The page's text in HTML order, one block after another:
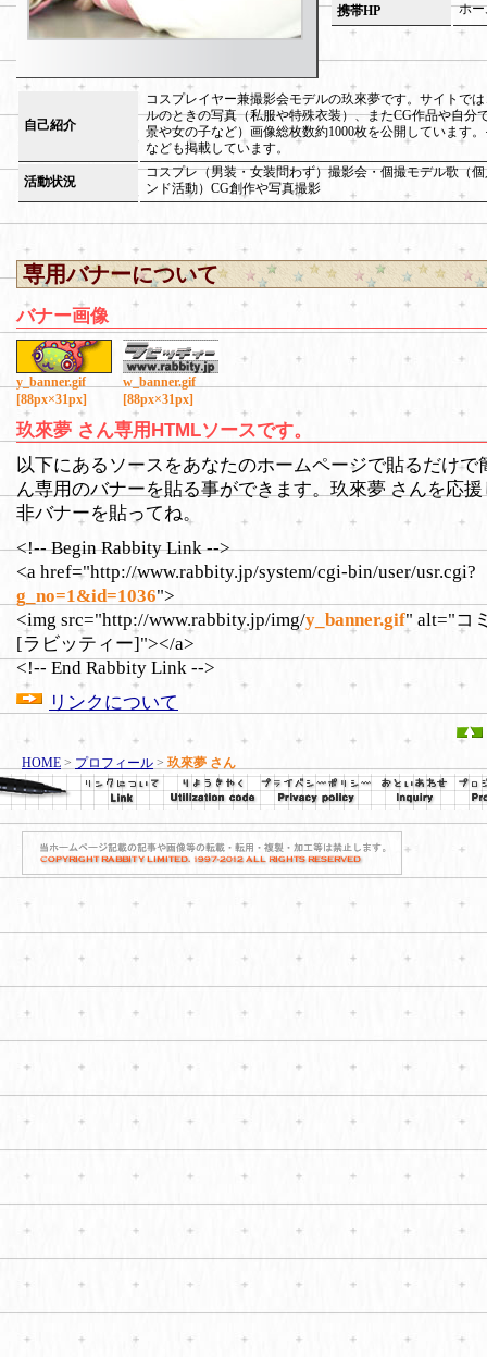
携帯HP ホ
自己紹介
コスプレイヤー兼撮影会モデルの玖來夢です。サイトで
ルのときの写真（私服や特殊衣装）、またCG作品や自分
景や女の子など）画像総枚数約1000枚を公開しています
なども掲載しています。
活動状況
コスプレ（男装・女装問わず）撮影会・個撮モデル歌（
ンド活動）CG創作や写真撮影
専用バナーについて
バナー画像
y_banner.gif
[88px×31px]
w_banner.gif
[88px×31px]
玖來夢 さん専用HTMLソースです。
以下にあるソースをあなたのホームページで貼るだけで
ん専用のバナーを貼る事ができます。玖來夢 さんを応
非バナーを貼ってね。
<!-- Begin Rabbity Link -->
<a href="http://www.rabbity.jp/system/cgi-bin/user/usr.cgi?
g_no=1&id=1036">
<img src="http://www.rabbity.jp/img/y_banner.gif" alt="コ
[ラビッティー]"></a>
<!-- End Rabbity Link -->
リンクについて
HOME > プロフィール > 玖來夢 さん